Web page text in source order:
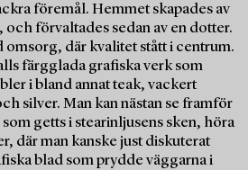
föremål. Hemmet skapades av
förvaltades sedan av en dotter.
där kvalitet stått i centrum.
färgglada grafiska verk som
i bland annat teak, vackert
silver. Man kan nästan se framför
getts i stearinljusens sken, höra
där man kanske just diskuterat
blad som prydde väggarna i